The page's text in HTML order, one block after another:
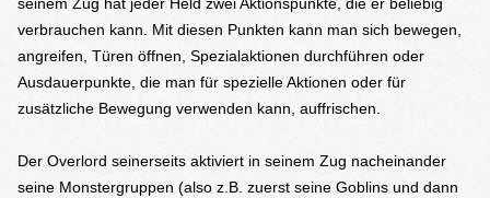
verbrauchen kann. Mit diesen Punkten kann man sich bewegen,
angreifen, Türen öffnen, Spezialaktionen durchführen oder
Ausdauerpunkte, die man für spezielle Aktionen oder für
zusätzliche Bewegung verwenden kann, auffrischen.
Der Overlord seinerseits aktiviert in seinem Zug nacheinander
seine Monstergruppen (also z.B. zuerst seine Goblins und dann